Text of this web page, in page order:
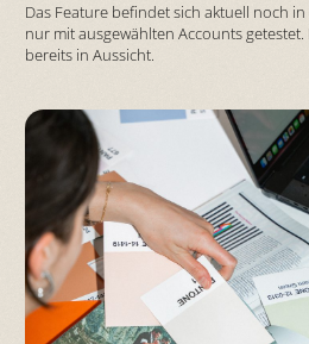
Das Feature befindet sich aktuell noch
nur mit ausgewählten Accounts
bereits in Aussicht.